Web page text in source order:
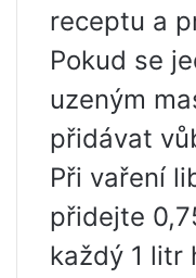
receptu a
Pokud se
uzeným
přidávat
Při vaření
přidejte
každý 1 litr